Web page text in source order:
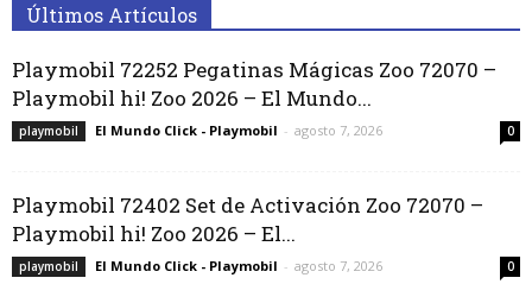
Últimos Artículos
Playmobil 72252 Pegatinas Mágicas Zoo 72070 –
Playmobil hi! Zoo 2026 – El Mundo...
playmobil El Mundo Click - Playmobil - agosto 7, 2026 0
Playmobil 72402 Set de Activación Zoo 72070 –
Playmobil hi! Zoo 2026 – El...
playmobil El Mundo Click - Playmobil - agosto 7, 2026 0